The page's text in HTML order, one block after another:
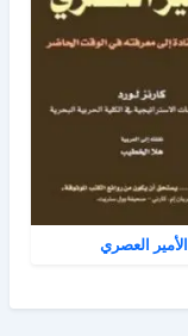
الأمير العصري